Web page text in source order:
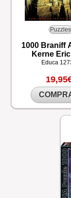
Puzzles
1000 Braniff
Kerne
Educa